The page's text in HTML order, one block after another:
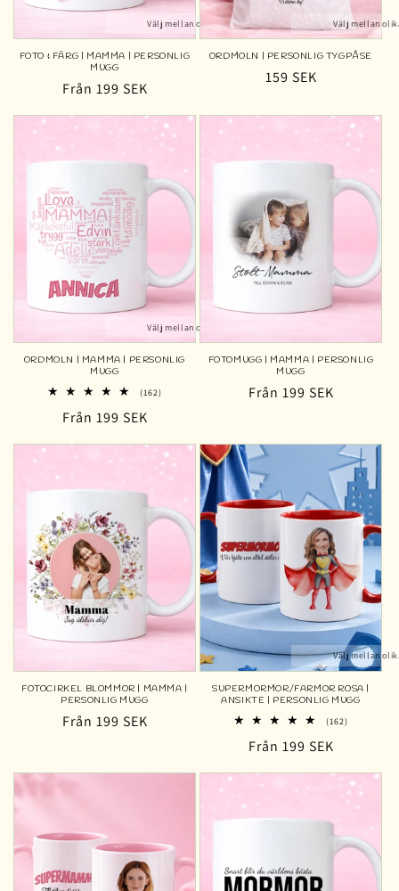
Välj mellan olika färger
FOTO & FÄRG | MAMMA | PERSONLIG
MUGG
Ordinarie
pris
Från 199 SEK
Välj mellan
ORDMOLN | PERSONLIG TYGPÅSE
Ordinarie
159 SEK
Välj mellan olika färger
ORDMOLN | MAMMA | PERSONLIG
MUGG
(162)162
Ordinarie
Från 199 SEK
FOTOMUGG | MAMMA | PERSONLIG
MUGG
Ordinarie
Från 199 SEK
FOTOCIRKEL BLOMMOR | MAMMA |
PERSONLIG MUGG
Ordinarie
Från 199 SEK
Välj mellan
SUPERMORMOR/FARMOR ROSA |
ANSIKTE | PERSONLIG MUGG
(162)162
Ordinarie
Från 199 SEK